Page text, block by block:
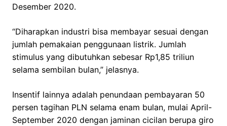
Desember 2020.
“Diharapkan industri bisa membayar sesuai dengan
jumlah pemakaian penggunaan listrik. Jumlah
stimulus yang dibutuhkan sebesar Rp1,85 triliun
selama sembilan bulan,” jelasnya.
Insentif lainnya adalah penundaan pembayaran 50
persen tagihan PLN selama enam bulan, mulai April-
September 2020 dengan jaminan cicilan berupa giro